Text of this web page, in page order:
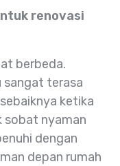
renovasi
berbeda.
sangat terasa
ketika
sobat nyaman
dengan
depan rumah